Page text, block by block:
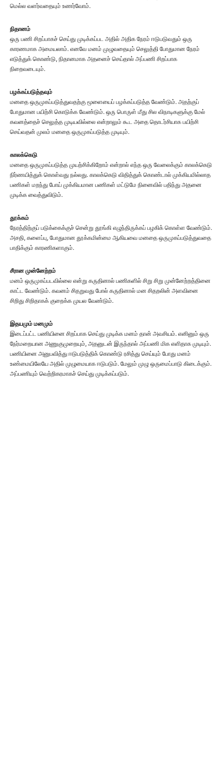
மெல்ல வளர்வதையும் உணர்வோம்.
நிதானம்
ஒரு பணி சிறப்பாகச் செய்து முடிக்கப்பட அதில் அதிக நேரம் ஈடுபடுவதும் ஒரு
காரணமாக அமையலாம். எனவே மனம் முழுவதையும் செலுத்தி போதுமான நேரம்
எடுத்துக் கொண்டு, நிதானமாக அதனைச் செய்தால் அப்பணி சிறப்பாக
நிறைவடையும்.
பழக்கப்படுத்தவும்
மனதை ஒருமுகப்படுத்துவதற்கு மூளையைப் பழக்கப்படுத்த வேண்டும். அதற்குப்
போதுமான பயிற்சி கொடுக்க வேண்டும். ஒரு பொருள் மீது சில விநாடிகளுக்கு மேல்
கவனத்தைச் செலுத்த முடியவில்லை என்றாலும் கூட அதை தொடர்சியாக பயிற்சி
செய்வதன் முலம் மனதை ஒருமுகப்படுத்த முடியும்.
காலக்கெடு
மனதை ஒருமுகப்படுத்த முயற்சிக்கிறோம் என்றால் எந்த ஒரு வேலைக்கும் காலக்கெடு
நிர்ணயித்துக் கொள்வது நல்லது. காலக்கெடு விதித்துக் கொண்டால் முக்கியமில்லாத
பணிகள் மறந்து போய் முக்கியமான பணிகள் மட்டுமே நினைவில் பதிந்து அதனை
முடிக்க வைத்துவிடும்.
தூக்கம்
நேரத்திற்குப் படுக்கைக்குச் சென்று தூங்கி எழுந்திருக்கப் பழகிக் கொள்ள வேண்டும்.
அசதி, களைப்பு, போதுமான தூக்கமின்மை ஆகியவை மனதை ஒருமுகப்படுத்துவதை
பாதிக்கும் காரணிகளாகும்.
சீரான முன்னேற்றம்
மனம் ஒருமுகப்படவில்லை என்று கருதினால் பணிகளில் சிறு சிறு முன்னேற்றத்தினை
காட்ட வேண்டும். கவனம் சிதறுவது போல் கருதினால் மன சிதறலின் அளவினை
சிறிது சிறிதாகக் குறைக்க முயல வேண்டும்.
இதயமும் மனமும்
இடைப்பட்ட பணியினை சிறப்பாக செய்து முடிக்க மனம் தான் அவசியம். எனினும் ஒரு
நேர்மறையான அணுகுமுறையும், அதனுடன் இருந்தால் அப்பணி மிக எளிதாக முடியும்.
பணியினை அனுபவித்து ஈடுபடுத்திக் கொண்டு ரசித்து செய்யும் போது மனம்
உண்மையிலேயே அதில் முழுமையாக ஈடுபடும். மேலும் முழு ஒருமைப்பாடு கிடைக்கும்.
அப்பணியும் வெற்றிகரமாகச் செய்து முடிக்கப்படும்.